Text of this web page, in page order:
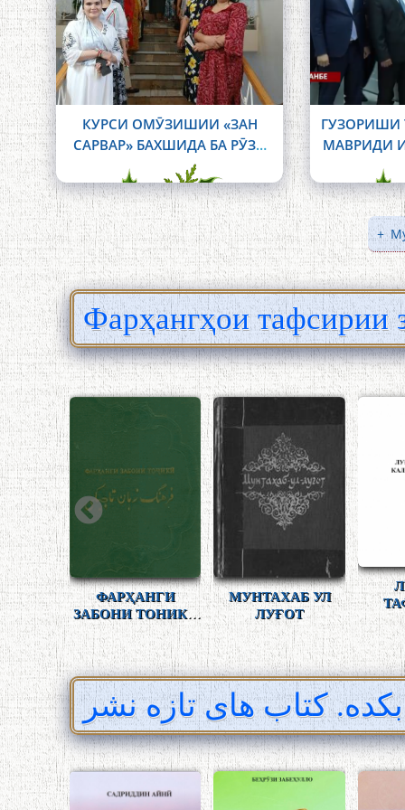
КУРСИ ОМӮЗИШИИ «ЗАН
САРВАР» БАХШИДА БА РӮЗИ
ВАҲДАТИ МИЛЛӢ
ГУЗОРИШИ
МАВРИДИ
ДОДАНИ
ЗАБОН
НОМИ
ҲУҚУҚИ
ҶАШНИ
Фарҳангҳои тафсирии
ЛУҒАТНОМАИ
ДЕҲХУДО
ФАРҲАНГИ
НАВВОЖАҲОИ
ТОҶИКӢ
کتاب های تازه نشر
ШАЙХ